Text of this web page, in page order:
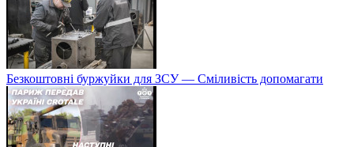
Безкоштовні буржуйки для ЗСУ — Сміливість допомагати